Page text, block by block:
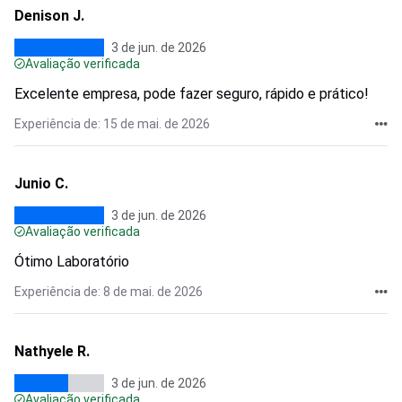
Denison J.
3 de jun. de 2026
Avaliação verificada
Excelente empresa, pode fazer seguro, rápido e prático!
Experiência de: 15 de mai. de 2026
Junio C.
3 de jun. de 2026
Avaliação verificada
Ótimo Laboratório
Experiência de: 8 de mai. de 2026
Nathyele R.
3 de jun. de 2026